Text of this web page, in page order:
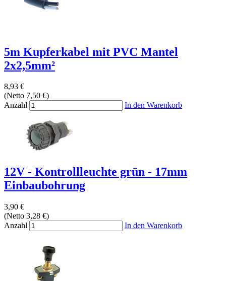
5m Kupferkabel mit PVC Mantel
2x2,5mm²
8,93 €
(Netto 7,50 €)
Anzahl
In den Warenkorb
12V - Kontrollleuchte grün - 17mm
Einbaubohrung
3,90 €
(Netto 3,28 €)
Anzahl
In den Warenkorb